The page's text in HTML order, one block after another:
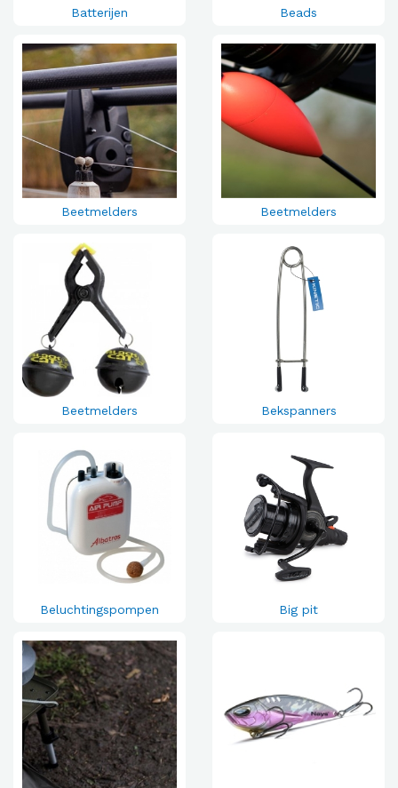
Batterijen Beads
Beetmelders Beetmelders
Beetmelders Bekspanners
Beluchtingspompen Big pit